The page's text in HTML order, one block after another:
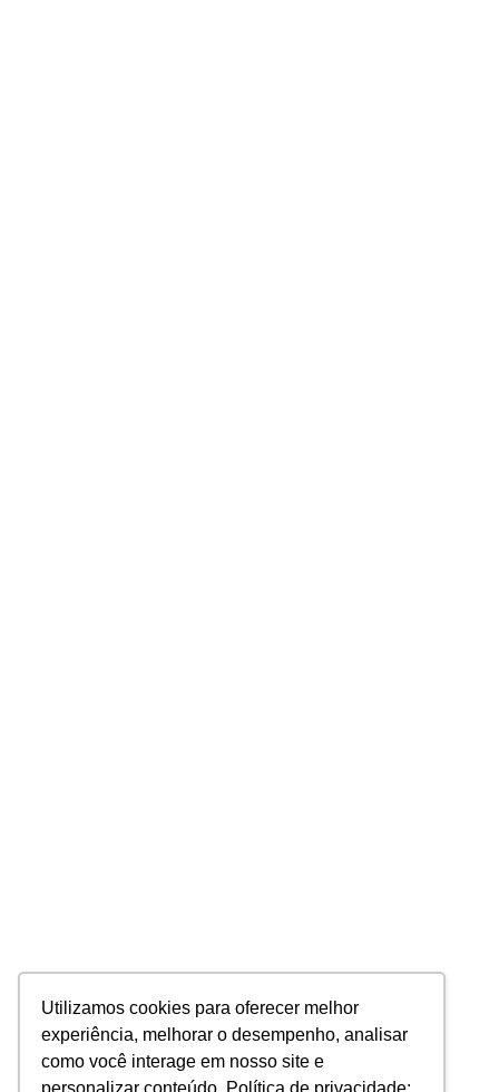
Utilizamos cookies para oferecer melhor
experiência, melhorar o desempenho, analisar
como você interage em nosso site e
personalizar conteúdo. Política de privacidade: